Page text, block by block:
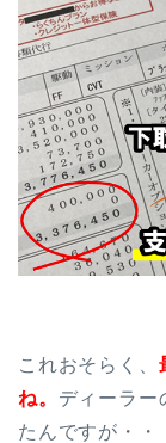
これおそらく、
ね。 ディーラー
たんですが・・